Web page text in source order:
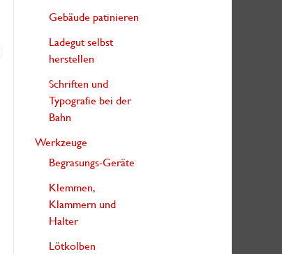
Gebäude patinieren
Ladegut selbst
herstellen
Schriften und
Typografie bei der
Bahn
Werkzeuge
Begrasungs-Geräte
Klemmen,
Klammern und
Halter
Lötkolben